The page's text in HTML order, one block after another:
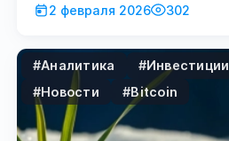
2 февраля 2026 302
#Аналитика #Инвестиции
#Новости
#Bitcoin